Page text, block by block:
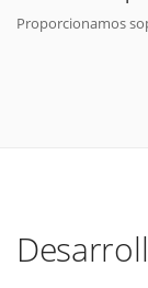
Proporcionamos